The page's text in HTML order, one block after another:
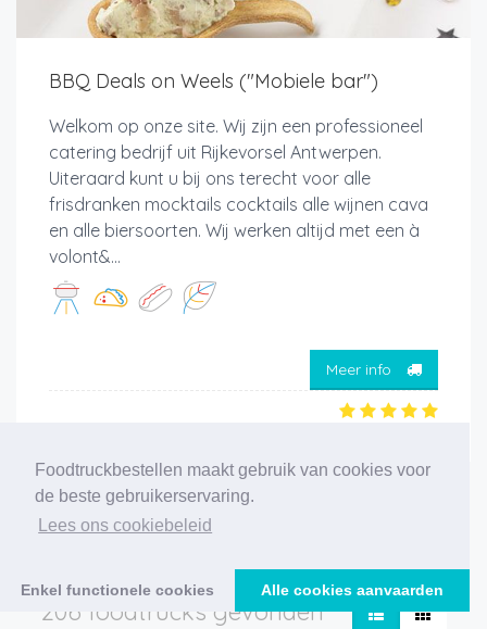
Foodtruckbestellen maakt gebruik van cookies voor
de beste gebruikerservaring.
Lees ons cookiebeleid
Enkel functionele cookies Alle cookies aanvaarden
BBQ Deals on Weels ("Mobiele bar")
Welkom op onze site. Wij zijn een professioneel
catering bedrijf uit Rijkevorsel Antwerpen.
Uiteraard kunt u bij ons terecht voor alle
frisdranken mocktails cocktails alle wijnen cava
en alle biersoorten. Wij werken altijd met een à
volont&...
Meer info
5
206 foodtrucks gevonden